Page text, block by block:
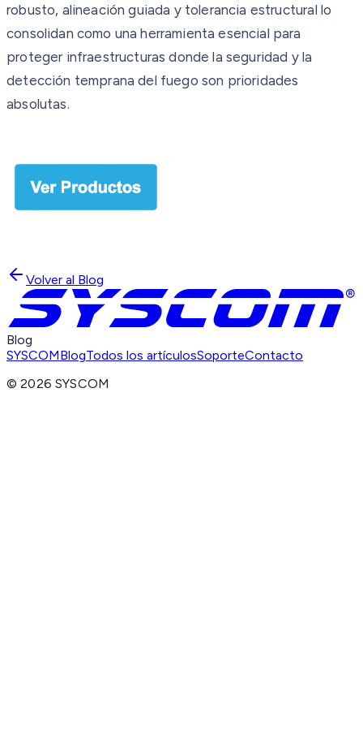
robusto, alineación guiada y tolerancia estructural lo
consolidan como una herramienta esencial para
proteger infraestructuras donde la seguridad y la
detección temprana del fuego son prioridades
absolutas.
Volver al Blog
Blog
SYSCOMBlogTodos los artículosSoporteContacto
©2026 SYSCOM